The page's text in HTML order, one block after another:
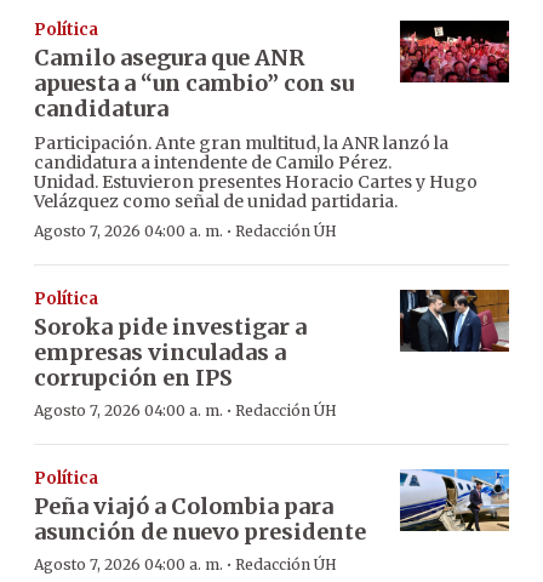
Política
Camilo asegura que ANR
apuesta a “un cambio” con su
candidatura
Participación. Ante gran multitud, la ANR lanzó la
candidatura a intendente de Camilo Pérez.
Unidad. Estuvieron presentes Horacio Cartes y Hugo
Velázquez como señal de unidad partidaria.
Agosto 7, 2026 04:00 a. m. · Redacción ÚH
Política
Soroka pide investigar a
empresas vinculadas a
corrupción en IPS
Agosto 7, 2026 04:00 a. m. · Redacción ÚH
Política
Peña viajó a Colombia para
asunción de nuevo presidente
Agosto 7, 2026 04:00 a. m. · Redacción ÚH